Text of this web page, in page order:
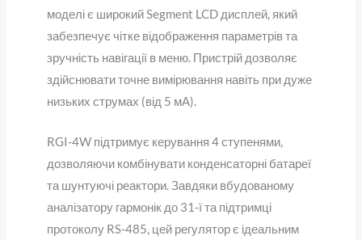
моделі є широкий Segment LCD дисплей, який
забезпечує чітке відображення параметрів та
зручність навігації в меню. Пристрій дозволяє
здійснювати точне вимірювання навіть при дуже
низьких струмах (від 5 мА).
RGI-4W підтримує керування 4 ступенями,
дозволяючи комбінувати конденсаторні батареї
та шунтуючі реактори. Завдяки вбудованому
аналізатору гармонік до 31-ї та підтримці
протоколу RS-485, цей регулятор є ідеальним